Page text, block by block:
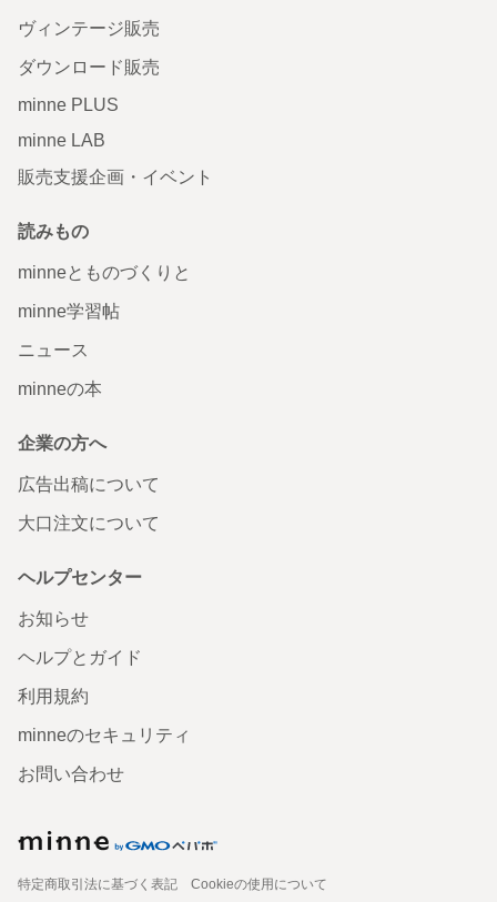
ヴィンテージ販売
ダウンロード販売
minne PLUS
minne LAB
販売支援企画・イベント
読みもの
minneとものづくりと
minne学習帖
ニュース
minneの本
企業の方へ
広告出稿について
大口注文について
ヘルプセンター
お知らせ
ヘルプとガイド
利用規約
minneのセキュリティ
お問い合わせ
特定商取引法に基づく表記
Cookieの使用について